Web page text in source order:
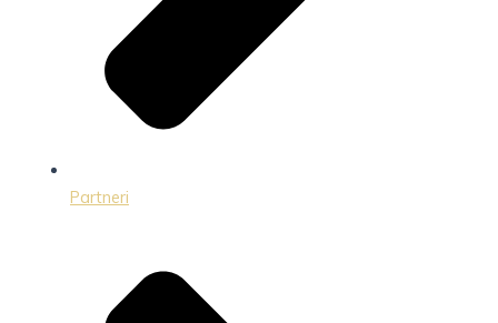
Partneri